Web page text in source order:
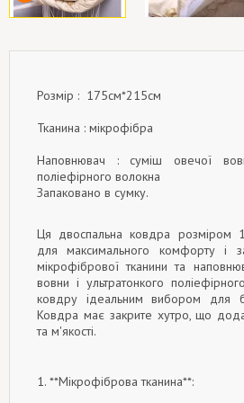
Розмір : 175см*215см
Тканина : мікрофібра
Наповнювач : суміш овечої
поліефірного волокна
Запаковано в сумку.
Ця двоспальна ковдра розміром
для максимального комфорту і
мікрофібрової тканини та
вовни і ультратонкого
ковдру ідеальним вибором для
Ковдра має закрите хутро, що
та м'якості.
1. **Мікрофіброва тканина**: